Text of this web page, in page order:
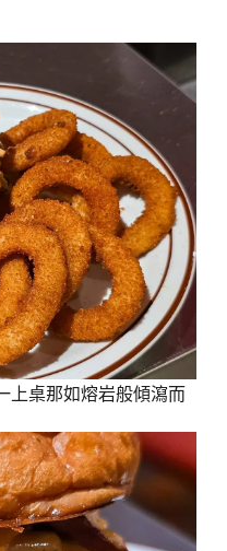
上桌那如熔岩般傾瀉而